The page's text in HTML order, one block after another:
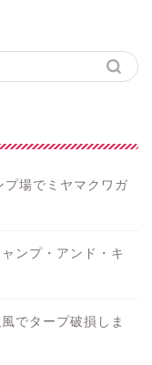
場でミヤマクワガ
ンプ・アンド・キ
でタープ破損しま